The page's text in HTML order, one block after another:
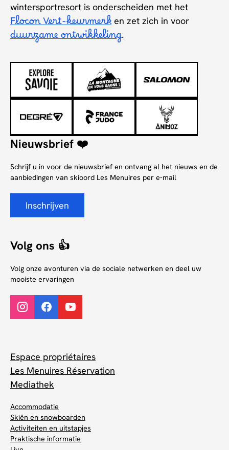
wintersportresort is onderscheiden met het
Flocon Vert-keurmerk en zet zich in voor
duurzame ontwikkeling.
Nieuwsbrief ❤️
Schrijf u in voor de nieuwsbrief en ontvang al het nieuws en de
aanbiedingen van skioord Les Menuires per e-mail
Inschrijven
Volg ons 👍
Volg onze avonturen via de sociale netwerken en deel uw
mooiste ervaringen
Espace propriétaires
Les Menuires Réservation
Mediathek
Accommodatie
Skiën en snowboarden
Activiteiten en uitstapjes
Praktische informatie